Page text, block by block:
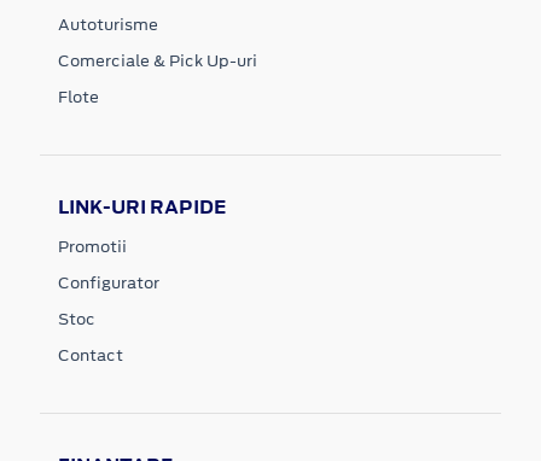
Autoturisme
Comerciale & Pick Up-uri
Flote
LINK-URI RAPIDE
Promotii
Configurator
Stoc
Contact